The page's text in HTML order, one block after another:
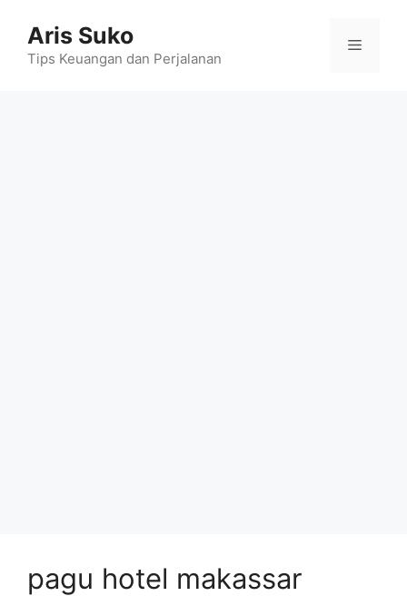
content
Aris Suko
Tips Keuangan dan Perjalanan
Menu
pagu hotel makassar